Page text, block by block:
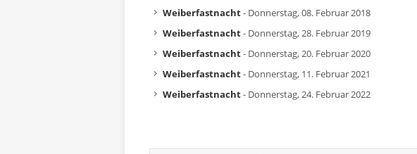
Weiberfastnacht- Donnerstag, 08. Februar 2018
Weiberfastnacht- Donnerstag, 28. Februar 2019
Weiberfastnacht- Donnerstag, 20. Februar 2020
Weiberfastnacht- Donnerstag, 11. Februar 2021
Weiberfastnacht- Donnerstag, 24. Februar 2022